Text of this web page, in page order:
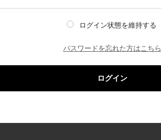
ログイン状態を維持する
パスワードを忘れた方はこちら
ログイン